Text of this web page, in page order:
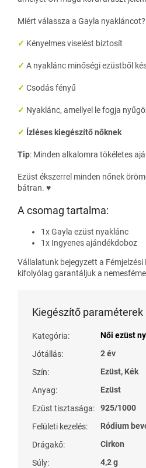
Miért válassza a Gayla nyakláncot?
✓ Kényelmes viselést biztosít
✓ A nyaklánc minőségi ezüstből
✓ Csodás fényű
✓ Nyaklánc, amellyel le fogja
✓ Ízléses kiegészítő nőknek
Tip: Minden alkalomra tökéletes
Ezüst ékszerrel minden nőnek
bátran. ♥
A csomag tartalma:
1x Gayla ezüst nyaklánc
1x Ingyenes ajándékdoboz
Vállalatunk bejegyzett a Fémjelzési
kifolyólag garantáljuk a
Kiegészítő paraméterek
Kategória:
Női ezüst
Jótállás:
2 év
Szín:
Ezüst, Kék
Anyag:
Ezüst
Ezüst tisztasága:
925/1000
Felületi kezelés:
Ródium
Drágakő:
Cirkon
Súly:
4,2 g